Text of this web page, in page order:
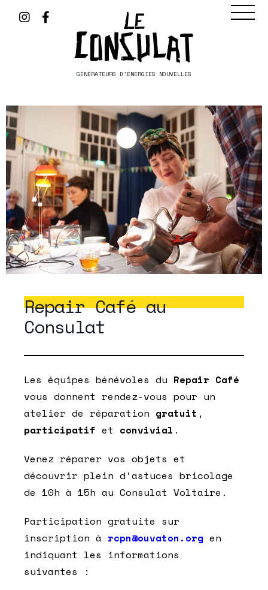
GÉNÉRATEURS D'ÉNERGIES NOUVELLES
Repair Café au
Consulat
Les équipes bénévoles du Repair Café
vous donnent rendez-vous pour un
atelier de réparation gratuit ,
participatif et convivial .
Venez réparer vos objets et
découvrir plein d’astuces bricolage
de 10h à 15h au Consulat Voltaire.
Participation gratuite sur
inscription à rcpn@ouvaton.org en
indiquant les informations
suivantes :